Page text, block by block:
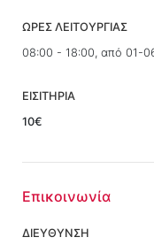
ΩΡΕΣ ΛΕΙΤΟΥΡΓΙΑΣ
08:00 - 18:00, από 01-
ΕΙΣΙΤΗΡΙΑ
10€
Επικοινωνία
ΔΙΕΥΘΥΝΣΗ